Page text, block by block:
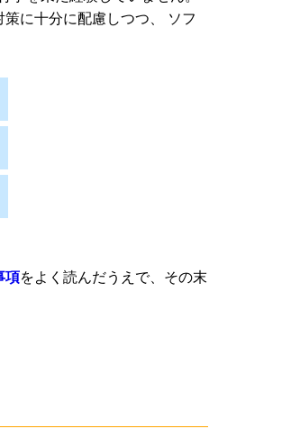
に十分に配慮しつつ、 ソフ
項をよく読んだうえで、その末